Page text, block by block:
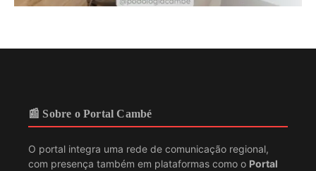
📰 Sobre o Portal Cambé
O portal integra uma rede de comunicação regional,
com presença também em plataformas como o Portal